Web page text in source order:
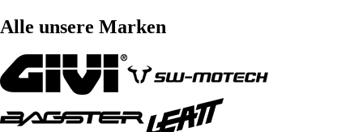
Alle unsere Marken